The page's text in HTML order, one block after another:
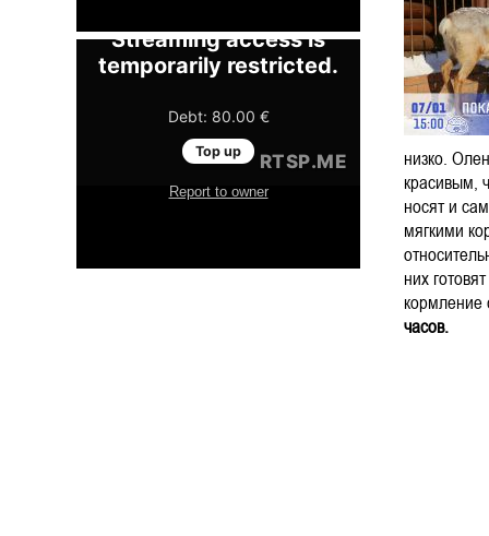
низко.
красивым,
носят и
мягкими
них
кормление
часов.